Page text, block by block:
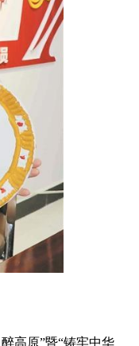
高原”暨“铸牢中华